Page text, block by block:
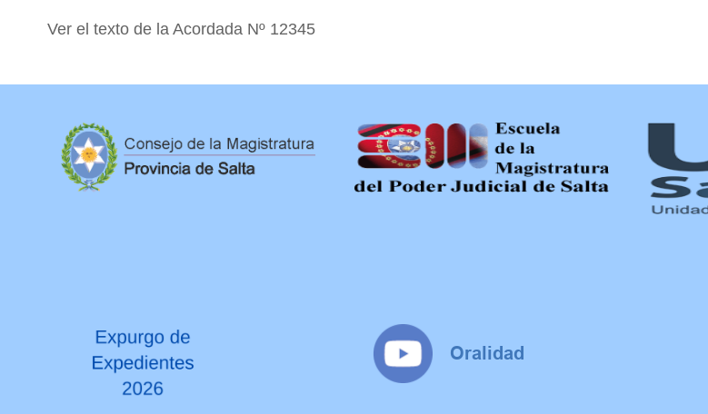
Ver el texto de la Acordada Nº 12345